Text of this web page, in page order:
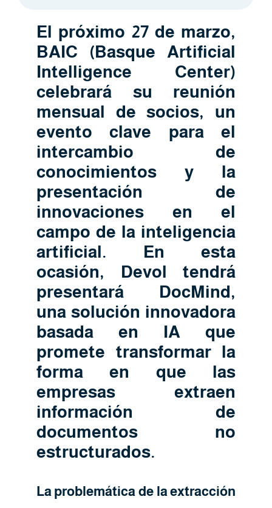
El próximo 27 de marzo,
BAIC (Basque Artificial
Intelligence Center)
celebrará su reunión
mensual de socios, un
evento clave para el
intercambio de
conocimientos y la
presentación de
innovaciones en el
campo de la inteligencia
artificial. En esta
ocasión, Devol tendrá
presentará DocMind,
una solución innovadora
basada en IA que
promete transformar la
forma en que las
empresas extraen
información de
documentos no
estructurados.
La problemática de la extracción